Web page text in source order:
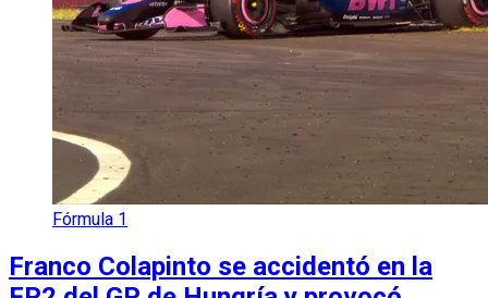
Fórmula 1
Franco Colapinto se accidentó en la